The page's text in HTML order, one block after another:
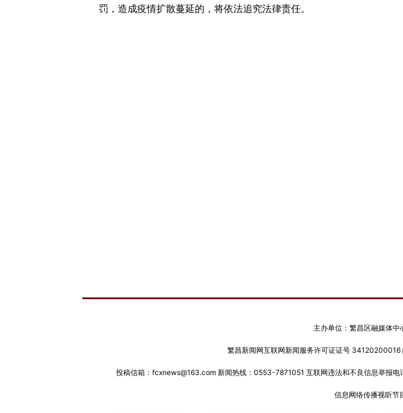
罚，造成疫情扩散蔓延的，将依法追究法律责任。
主办单位：繁昌区融媒体
繁昌新闻网互联网新闻服务许可证证号 34120200016
投稿信箱：fcxnews@163.com 新闻热线：0553-7871051 互联网违法和不良信息举
信息网络传播视听